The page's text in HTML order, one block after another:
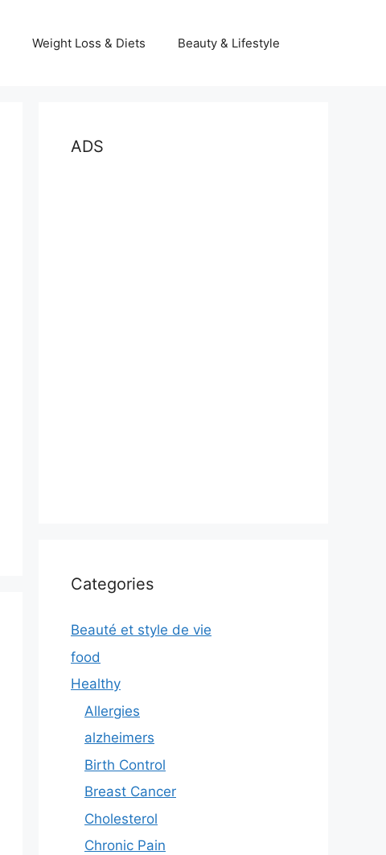
Weight Loss & Diets Beauty & Lifestyle
ADS
Categories
Beauté et style de vie
food
Healthy
Allergies
alzheimers
Birth Control
Breast Cancer
Cholesterol
Chronic Pain